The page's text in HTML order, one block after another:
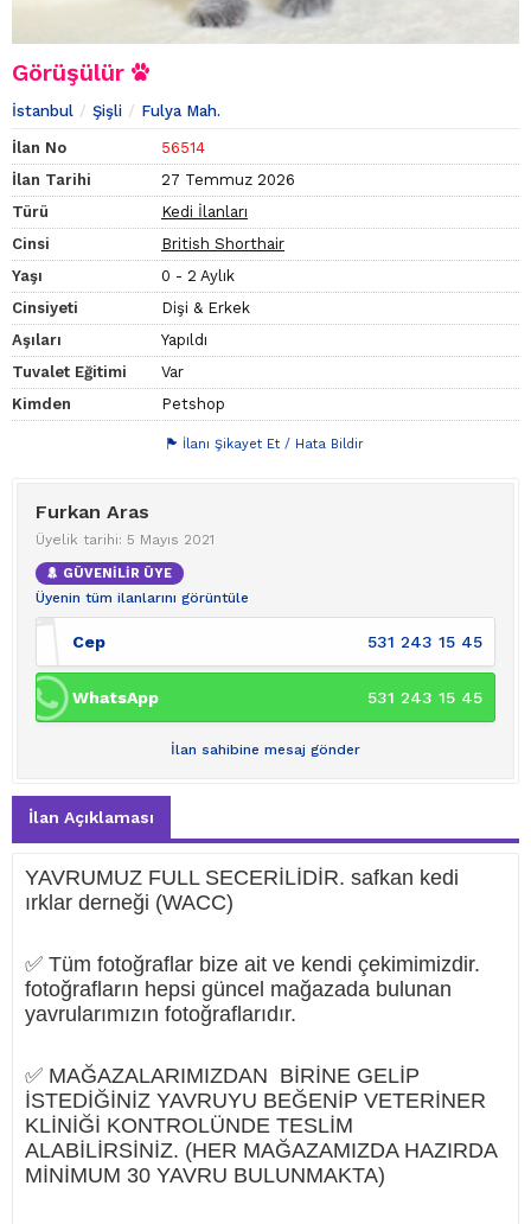
Görüşülür
İstanbul Şişli Fulya Mah.
İlan No
56514
İlan Tarihi
27 Temmuz 2026
Türü
Kedi İlanları
Cinsi
British Shorthair
Yaşı
0 - 2 Aylık
Cinsiyeti
Dişi & Erkek
Aşıları
Yapıldı
Tuvalet Eğitimi
Var
Kimden
Petshop
İlanı Şikayet Et / Hata Bildir
Furkan Aras
Üyelik tarihi: 5 Mayıs 2021
GÜVENİLİR ÜYE
Üyenin tüm ilanlarını görüntüle
Cep 531 243 15 45
WhatsApp 531 243 15 45
İlan sahibine mesaj gönder
İlan Açıklaması
YAVRUMUZ FULL SECERİLİDİR. safkan kedi
ırklar derneği (WACC)
✅ Tüm fotoğraflar bize ait ve kendi çekimimizdir.
fotoğrafların hepsi güncel mağazada bulunan
yavrularımızın fotoğraflarıdır.
✅ MAĞAZALARIMIZDAN BİRİNE GELİP
İSTEDİĞİNİZ YAVRUYU BEĞENİP VETERİNER
KLİNİĞİ KONTROLÜNDE TESLİM
ALABİLİRSİNİZ. (HER MAĞAZAMIZDA HAZIRDA
MİNİMUM 30 YAVRU BULUNMAKTA)